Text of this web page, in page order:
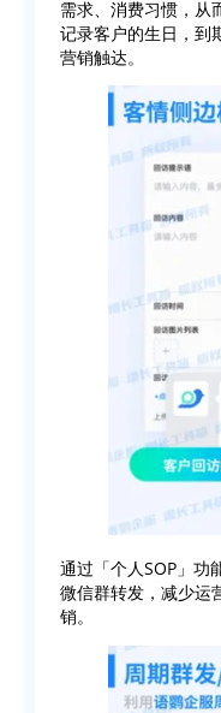
需求、消费习惯，从
记录客户的生日，到
营销触达。
通过「个人SOP」功
微信群转发，减少运
销。